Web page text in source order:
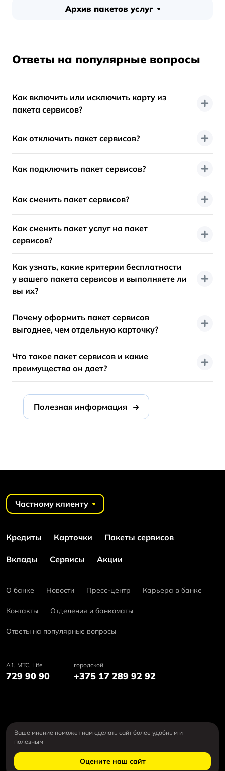
Архив пакетов услуг
Ответы на популярные вопросы
Как включить или исключить карту из
пакета сервисов?
Как отключить пакет сервисов?
Как подключить пакет сервисов?
Как сменить пакет сервисов?
Как сменить пакет услуг на пакет
сервисов?
Как узнать, какие критерии бесплатности
у вашего пакета сервисов и выполняете ли
вы их?
Почему оформить пакет сервисов
выгоднее, чем отдельную карточку?
Что такое пакет сервисов и какие
преимущества он дает?
Полезная информация
Частному клиенту
Кредиты Карточки Пакеты сервисов
Вклады Сервисы Акции
О банке Новости Пресс-центр Карьера в банке
Контакты Отделения и банкоматы
Ответы на популярные вопросы
А1, MTC, Life
729 90 90
городской
+375 17 289 92 92
Ваше мнение поможет нам сделать сайт более удобным и
полезным
Оцените наш сайт